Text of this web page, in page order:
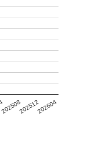
202508202512202604